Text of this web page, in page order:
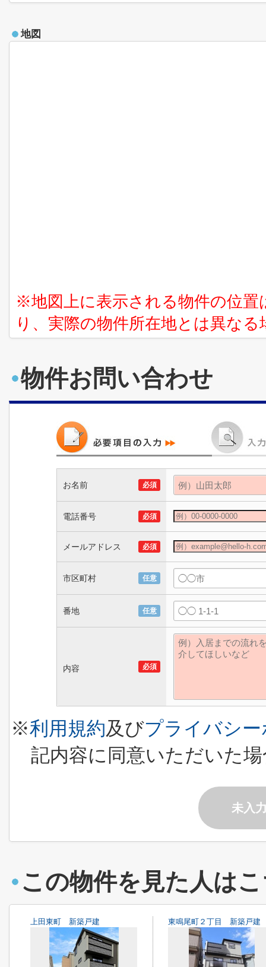
地図
※地図上に表示される物件の位
り、実際の物件所在地とは異な
物件お問い合わせ
お名前 必須
電話番号 必須
メールアドレス 必須
市区町村 任意
番地 任意
内容 必須
※利用規約及びプライバシ
記内容に同意いただいた
未入
この物件を見た人は
上田東町 新築戸建 東鳴尾町２丁目 新築戸建